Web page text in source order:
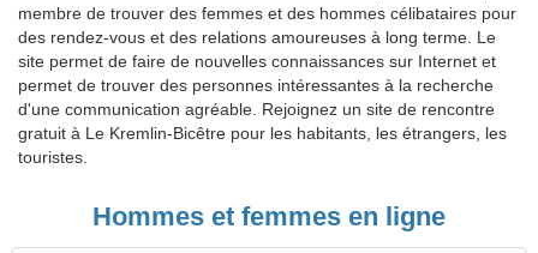
membre de trouver des femmes et des hommes célibataires pour
des rendez-vous et des relations amoureuses à long terme. Le
site permet de faire de nouvelles connaissances sur Internet et
permet de trouver des personnes intéressantes à la recherche
d'une communication agréable. Rejoignez un site de rencontre
gratuit à Le Kremlin-Bicêtre pour les habitants, les étrangers, les
touristes.
Hommes et femmes en ligne